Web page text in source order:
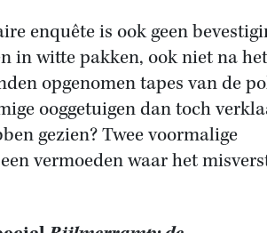
enquête is ook geen
in witte pakken, ook niet na het
opgenomen tapes van de
ooggetuigen dan toch
gezien? Twee voormalige
vermoeden waar het